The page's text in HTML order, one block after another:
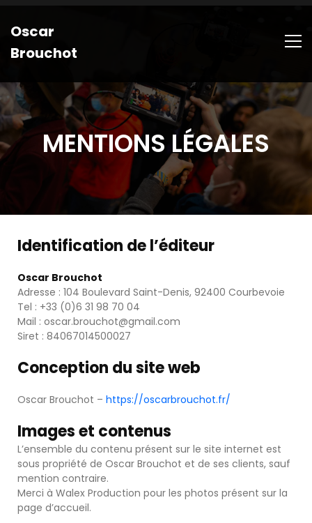
Oscar
Brouchot
MENTIONS LÉGALES
Identification de l’éditeur
Oscar Brouchot
Adresse : 104 Boulevard Saint-Denis, 92400 Courbevoie
Tel : +33 (0)6 31 98 70 04
Mail : oscar.brouchot@gmail.com
Siret : 84067014500027
Conception du site web
Oscar Brouchot – https://oscarbrouchot.fr/
Images et contenus
L’ensemble du contenu présent sur le site internet est
sous propriété de Oscar Brouchot et de ses clients, sauf
mention contraire.
Merci à Walex Production pour les photos présent sur la
page d’accueil.